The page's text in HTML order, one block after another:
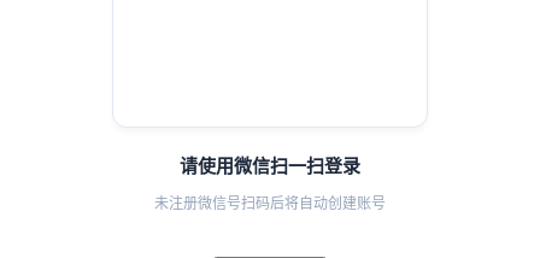
请使用微信扫一扫登录
未注册微信号扫码后将自动创建账号